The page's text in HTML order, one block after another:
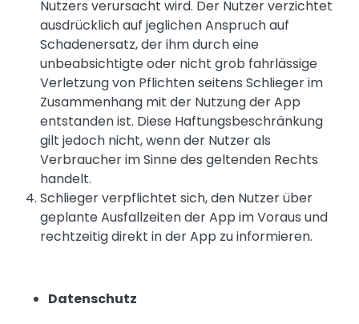
Nutzers verursacht wird. Der Nutzer verzichtet
ausdrücklich auf jeglichen Anspruch auf
Schadenersatz, der ihm durch eine
unbeabsichtigte oder nicht grob fahrlässige
Verletzung von Pflichten seitens Schlieger im
Zusammenhang mit der Nutzung der App
entstanden ist. Diese Haftungsbeschränkung
gilt jedoch nicht, wenn der Nutzer als
Verbraucher im Sinne des geltenden Rechts
handelt.
Schlieger verpflichtet sich, den Nutzer über
geplante Ausfallzeiten der App im Voraus und
rechtzeitig direkt in der App zu informieren.
Datenschutz